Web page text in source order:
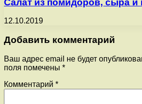
12.10.2019
Добавить комментарий
Ваш адрес email не будет
поля помечены *
Комментарий *